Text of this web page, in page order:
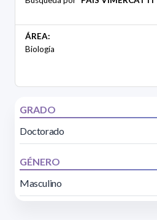
ÁREA:
Biología
GRADO
Doctorado
GÉNERO
Masculino